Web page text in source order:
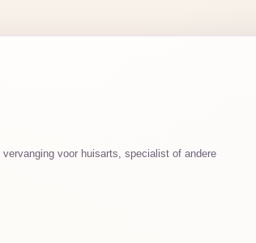
voor huisarts, specialist of andere